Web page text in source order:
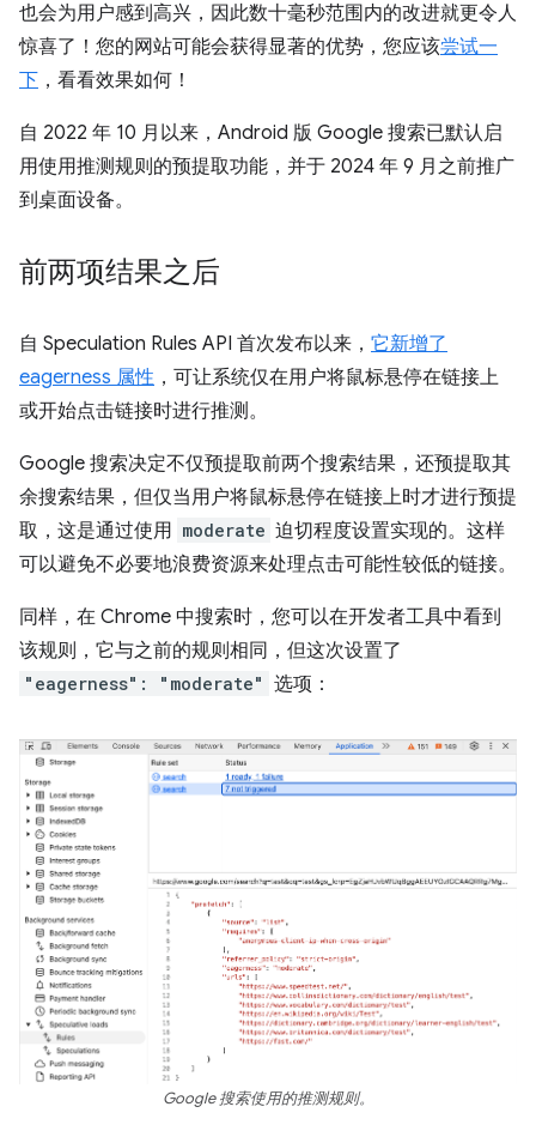
也会为用户感到高兴，因此数十毫秒范围内的改进就更令人
惊喜了！您的网站可能会获得显著的优势，您应该尝试一
下 ，看看效果如何！
自 2022 年 10 月以来，Android 版 Google 搜索已默认启
用使用推测规则的预提取功能，并于 2024 年 9 月之前推广
到桌面设备。
前两项结果之后
自 Speculation Rules API 首次发布以来， 它新增了
eagerness 属性 ，可让系统仅在用户将鼠标悬停在链接上
或开始点击链接时进行推测。
Google 搜索决定不仅预提取前两个搜索结果，还预提取其
余搜索结果，但仅当用户将鼠标悬停在链接上时才进行预提
取，这是通过使用 moderate 迫切程度设置实现的。这样
可以避免不必要地浪费资源来处理点击可能性较低的链接。
同样，在 Chrome 中搜索时，您可以在开发者工具中看到
该规则，它与之前的规则相同，但这次设置了
"eagerness": "moderate" 选项：
Google 搜索使用的推测规则。